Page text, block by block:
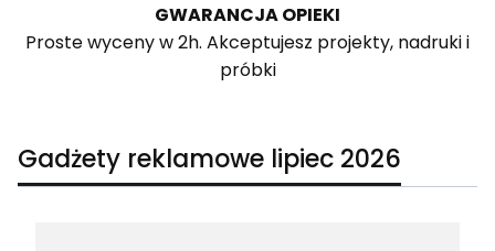
GWARANCJA OPIEKI
Proste wyceny w 2h. Akceptujesz projekty, nadruki i
próbki
Gadżety reklamowe lipiec 2026